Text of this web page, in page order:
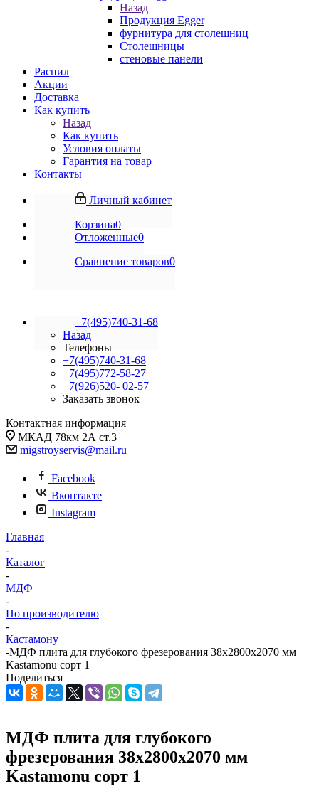
Назад
Продукция Egger
фурнитура для столешниц
Столешницы
стеновые панели
Распил
Акции
Доставка
Как купить
Назад
Как купить
Условия оплаты
Гарантия на товар
Контакты
Личный кабинет
Корзина0
Отложенные0
Сравнение товаров0
+7(495)740-31-68
Назад
Телефоны
+7(495)740-31-68
+7(495)772-58-27
+7(926)520- 02-57
Заказать звонок
Контактная информация
МКАД 78км 2А ст.3
migstroyservis@mail.ru
Facebook
Вконтакте
Instagram
Главная
-
Каталог
-
МДФ
-
По производителю
-
Кастамону
-МДФ плита для глубокого фрезерования 38х2800х2070 мм
Kastamonu сорт 1
Поделиться
МДФ плита для глубокого
фрезерования 38х2800х2070 мм
Kastamonu сорт 1